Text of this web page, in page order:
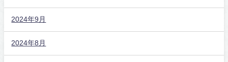
2024年9月
2024年8月